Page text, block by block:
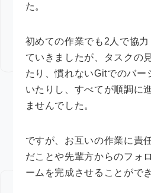
た。
初めての作業でも2人で協
ていきましたが、タスクの
たり、慣れないGitでのバー
いたりし、すべてが順調に
ませんでした。
ですが、お互いの作業に責
だことや先輩方からのフォ
ームを完成させることがで